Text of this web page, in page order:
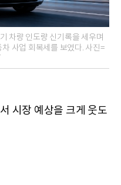
차량 인도량 신기록을 세우며
사업 회복세를 보였다. 사진=
시장 예상을 크게 웃도